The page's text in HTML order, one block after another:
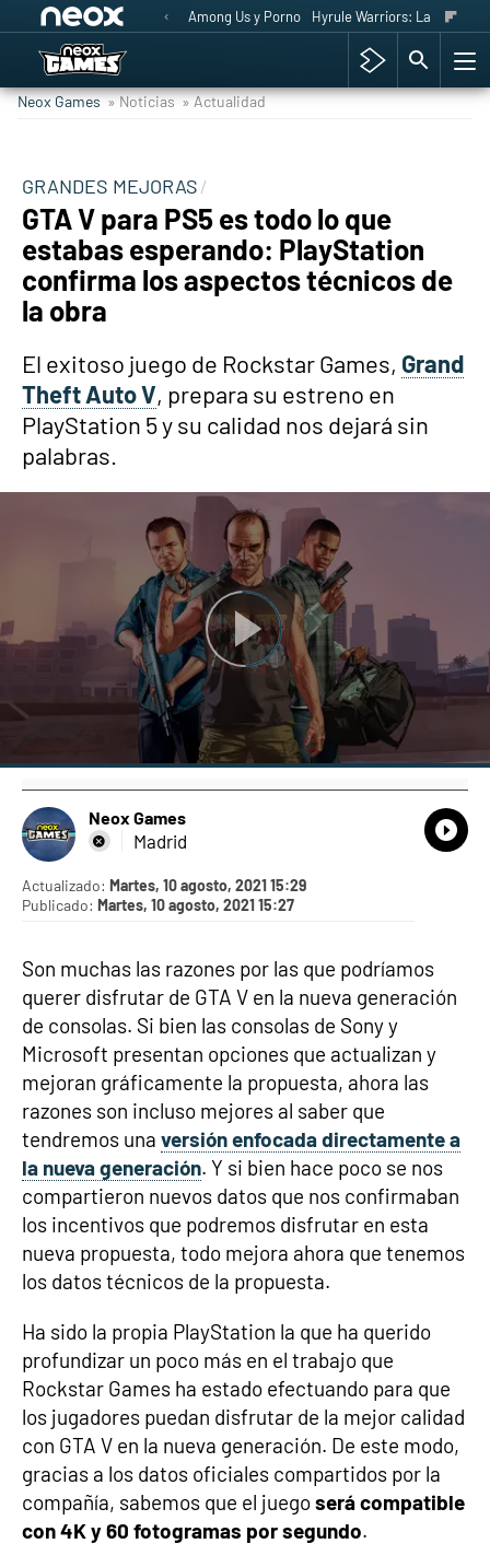
Among Us y Porno Hyrule Warriors: La Era del
Neox Games » Noticias » Actualidad
GRANDES MEJORAS
GTA V para PS5 es todo lo que
estabas esperando: PlayStation
confirma los aspectos técnicos de
la obra
El exitoso juego de Rockstar Games, Grand
Theft Auto V, prepara su estreno en
PlayStation 5 y su calidad nos dejará sin
palabras.
Neox Games
Madrid
Actualizado: Martes, 10 agosto, 2021 15:29
Publicado: Martes, 10 agosto, 2021 15:27
Son muchas las razones por las que podríamos
querer disfrutar de GTA V en la nueva generación
de consolas. Si bien las consolas de Sony y
Microsoft presentan opciones que actualizan y
mejoran gráficamente la propuesta, ahora las
razones son incluso mejores al saber que
tendremos una versión enfocada directamente a
la nueva generación. Y si bien hace poco se nos
compartieron nuevos datos que nos confirmaban
los incentivos que podremos disfrutar en esta
nueva propuesta, todo mejora ahora que tenemos
los datos técnicos de la propuesta.
Ha sido la propia PlayStation la que ha querido
profundizar un poco más en el trabajo que
Rockstar Games ha estado efectuando para que
los jugadores puedan disfrutar de la mejor calidad
con GTA V en la nueva generación. De este modo,
gracias a los datos oficiales compartidos por la
compañía, sabemos que el juegoserá compatible
con 4K y 60 fotogramas por segundo.